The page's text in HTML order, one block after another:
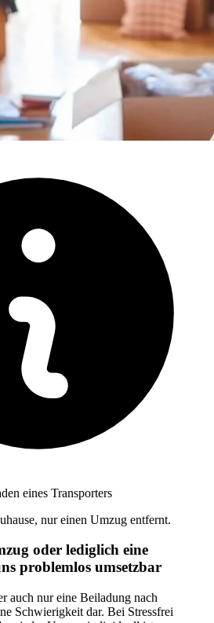
eines Transporters
nur einen Umzug entfernt.
oder lediglich eine
problemlos umsetzbar
auch nur eine Beiladung nach
Schwierigkeit dar. Bei Stressfrei